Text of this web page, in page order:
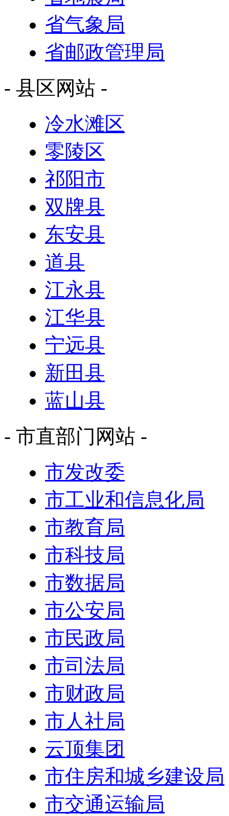
省气象局
省邮政管理局
- 县区网站 -
冷水滩区
零陵区
祁阳市
双牌县
东安县
道县
江永县
江华县
宁远县
新田县
蓝山县
- 市直部门网站 -
市发改委
市工业和信息化局
市教育局
市科技局
市数据局
市公安局
市民政局
市司法局
市财政局
市人社局
云顶集团
市住房和城乡建设局
市交通运输局